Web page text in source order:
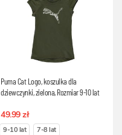
Puma Cat Logo, koszulka dla
dziewczynki, zielona, Rozmiar 9-10 lat
49.99 zł
9-10 lat 7-8 lat